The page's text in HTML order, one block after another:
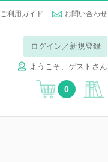
ご利用ガイド お問い合わせ
ログイン／新規登録
ようこそ、ゲストさん
0